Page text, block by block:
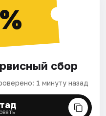
сбор
1 минуту назад